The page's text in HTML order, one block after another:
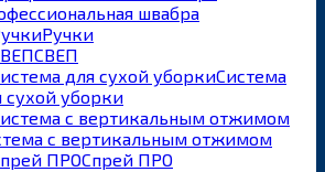
швабра
Ручки
СВЕП
Система
сухой уборки
с вертикальным отжимом
Спрей ПРО